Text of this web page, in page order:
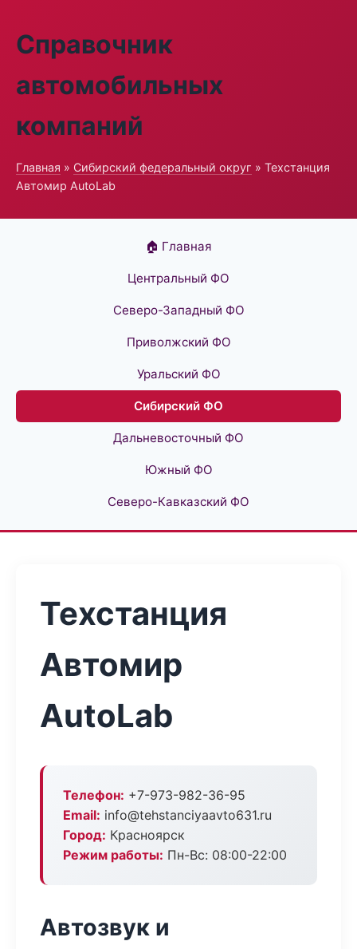
Справочник
автомобильных
компаний
Главная » Сибирский федеральный округ » Техстанция
Автомир AutoLab
🏠 Главная
Центральный ФО
Северо-Западный ФО
Приволжский ФО
Уральский ФО
Сибирский ФО
Дальневосточный ФО
Южный ФО
Северо-Кавказский ФО
Техстанция
Автомир
AutoLab
Телефон: +7-973-982-36-95
Email: info@tehstanciyaavto631.ru
Город: Красноярск
Режим работы: Пн-Вс: 08:00-22:00
Автозвук и